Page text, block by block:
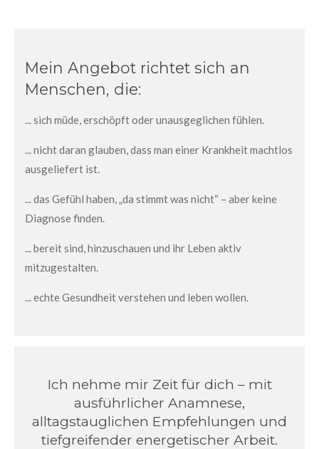
Mein Angebot richtet sich an
Menschen, die:
... sich müde, erschöpft oder unausgeglichen fühlen.
... nicht daran glauben, dass man einer Krankheit machtlos
ausgeliefert ist.
... das Gefühl haben, „da stimmt was nicht“ – aber keine
Diagnose finden.
... bereit sind, hinzuschauen und ihr Leben aktiv
mitzugestalten.
... echte Gesundheit verstehen und leben wollen.
Ich nehme mir Zeit für dich – mit
ausführlicher Anamnese,
alltagstauglichen Empfehlungen und
tiefgreifender energetischer Arbeit.